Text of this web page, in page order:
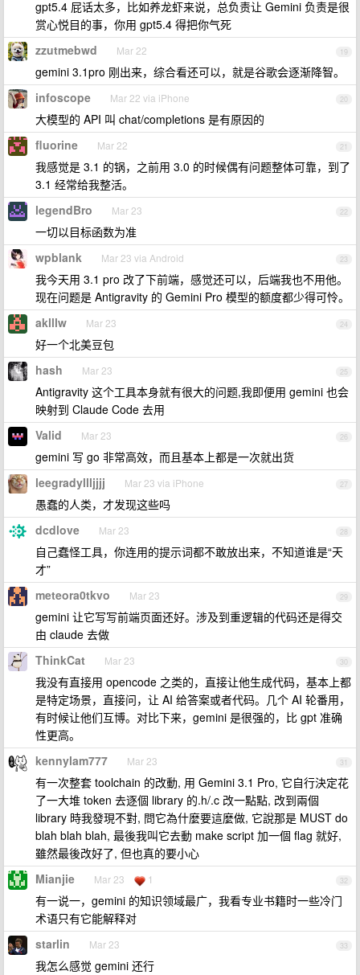
gpt5.4 屁话太多，比如养龙虾来说，总负责让 Gemini 负责是很
赏心悦目的事，你用 gpt5.4 得把你气死
19
zzutmebwd Mar 22
gemini 3.1pro 刚出来，综合看还可以，就是谷歌会逐渐降智。
20
infoscope Mar 22 via iPhone
大模型的 API 叫 chat/completions 是有原因的
21
fluorine Mar 22
我感觉是 3.1 的锅，之前用 3.0 的时候偶有问题整体可靠，到了
3.1 经常给我整活。
22
legendBro Mar 23
一切以目标函数为准
23
wpblank Mar 23 via Android
我今天用 3.1 pro 改了下前端，感觉还可以，后端我也不用他。
现在问题是 Antigravity 的 Gemini Pro 模型的额度都少得可怜。
24
aklllw Mar 23
好一个北美豆包
25
hash Mar 23
Antigravity 这个工具本身就有很大的问题,我即便用 gemini 也会
映射到 Claude Code 去用
26
Valid Mar 23
gemini 写 go 非常高效，而且基本上都是一次就出货
27
leegradyllljjjj Mar 23 via iPhone
愚蠢的人类，才发现这些吗
28
dcdlove Mar 23
自己蠢怪工具，你连用的提示词都不敢放出来，不知道谁是“天
才”
29
meteora0tkvo Mar 23
gemini 让它写写前端页面还好。涉及到重逻辑的代码还是得交
由 claude 去做
30
ThinkCat Mar 23
我没有直接用 opencode 之类的，直接让他生成代码，基本上都
是特定场景，直接问，让 AI 给答案或者代码。几个 AI 轮番用，
有时候让他们互博。对比下来，gemini 是很强的，比 gpt 准确
性更高。
31
kennylam777 Mar 23
有一次整套 toolchain 的改動, 用 Gemini 3.1 Pro, 它自行決定花
了一大堆 token 去逐個 library 的.h/.c 改一點點, 改到兩個
library 時我發現不對, 問它為什麼要這麼做, 它說那是 MUST do
blah blah blah, 最後我叫它去動 make script 加一個 flag 就好,
雖然最後改好了, 但也真的要小心
32
Mianjie Mar 23 1
有一说一，gemini 的知识领域最广，我看专业书籍时一些冷门
术语只有它能解释对
33
starlin Mar 23
我怎么感觉 gemini 还行